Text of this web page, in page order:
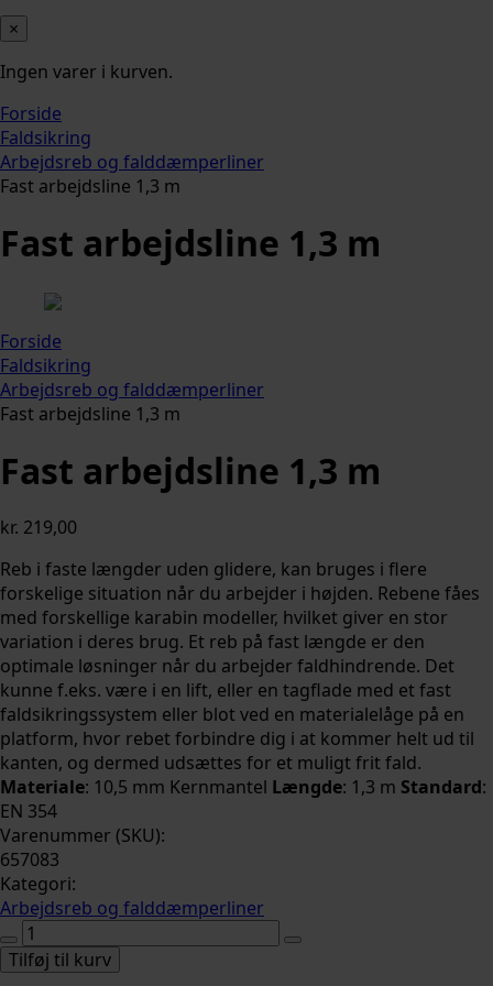
×
Ingen varer i kurven.
Forside
Faldsikring
Arbejdsreb og falddæmperliner
Fast arbejdsline 1,3 m
Fast arbejdsline 1,3 m
Forside
Faldsikring
Arbejdsreb og falddæmperliner
Fast arbejdsline 1,3 m
Fast arbejdsline 1,3 m
kr. 219,00
Reb i faste længder uden glidere, kan bruges i flere
forskelige situation når du arbejder i højden. Rebene fåes
med forskellige karabin modeller, hvilket giver en stor
variation i deres brug. Et reb på fast længde er den
optimale løsninger når du arbejder faldhindrende. Det
kunne f.eks. være i en lift, eller en tagflade med et fast
faldsikringssystem eller blot ved en materialelåge på en
platform, hvor rebet forbindre dig i at kommer helt ud til
kanten, og dermed udsættes for et muligt frit fald.
Materiale: 10,5 mm Kernmantel Længde: 1,3 m Standard:
EN 354
Varenummer (SKU):
657083
Kategori:
Arbejdsreb og falddæmperliner
Fast
arbejdsline
1,3
Tilføj til kurv